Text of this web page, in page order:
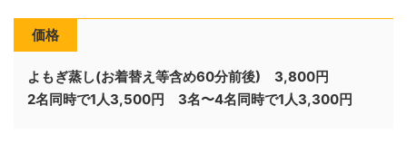
価格
よもぎ蒸し(お着替え等含め60分前後) 3,800円
2名同時で1人3,500円 3名〜4名同時で1人3,300円